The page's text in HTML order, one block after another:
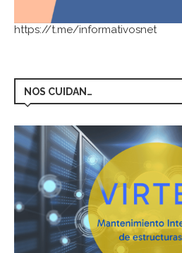
https://t.me/informativosnet
NOS CUIDAN…